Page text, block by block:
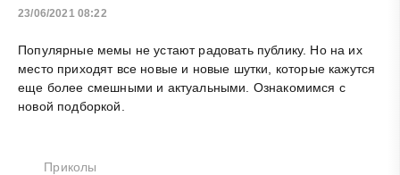
23/06/2021 08:22
Популярные мемы не устают радовать публику. Но на их
место приходят все новые и новые шутки, которые кажутся
еще более смешными и актуальными. Ознакомимся с
новой подборкой.
Приколы